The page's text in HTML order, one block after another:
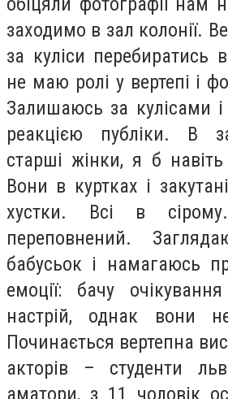
заходимо в зал колонії.
за куліси
не маю ролі у вертепі і
Залишаюсь за кулісами і
реакцією публіки. В
старші жінки, я б навіть
Вони в куртках і
хустки. Всі в
переповнений.
бабусьок і намагаюсь
емоції: бачу
настрій, однак вони
Починається вертепна
акторів – студенти
аматори, з 11 чоловік